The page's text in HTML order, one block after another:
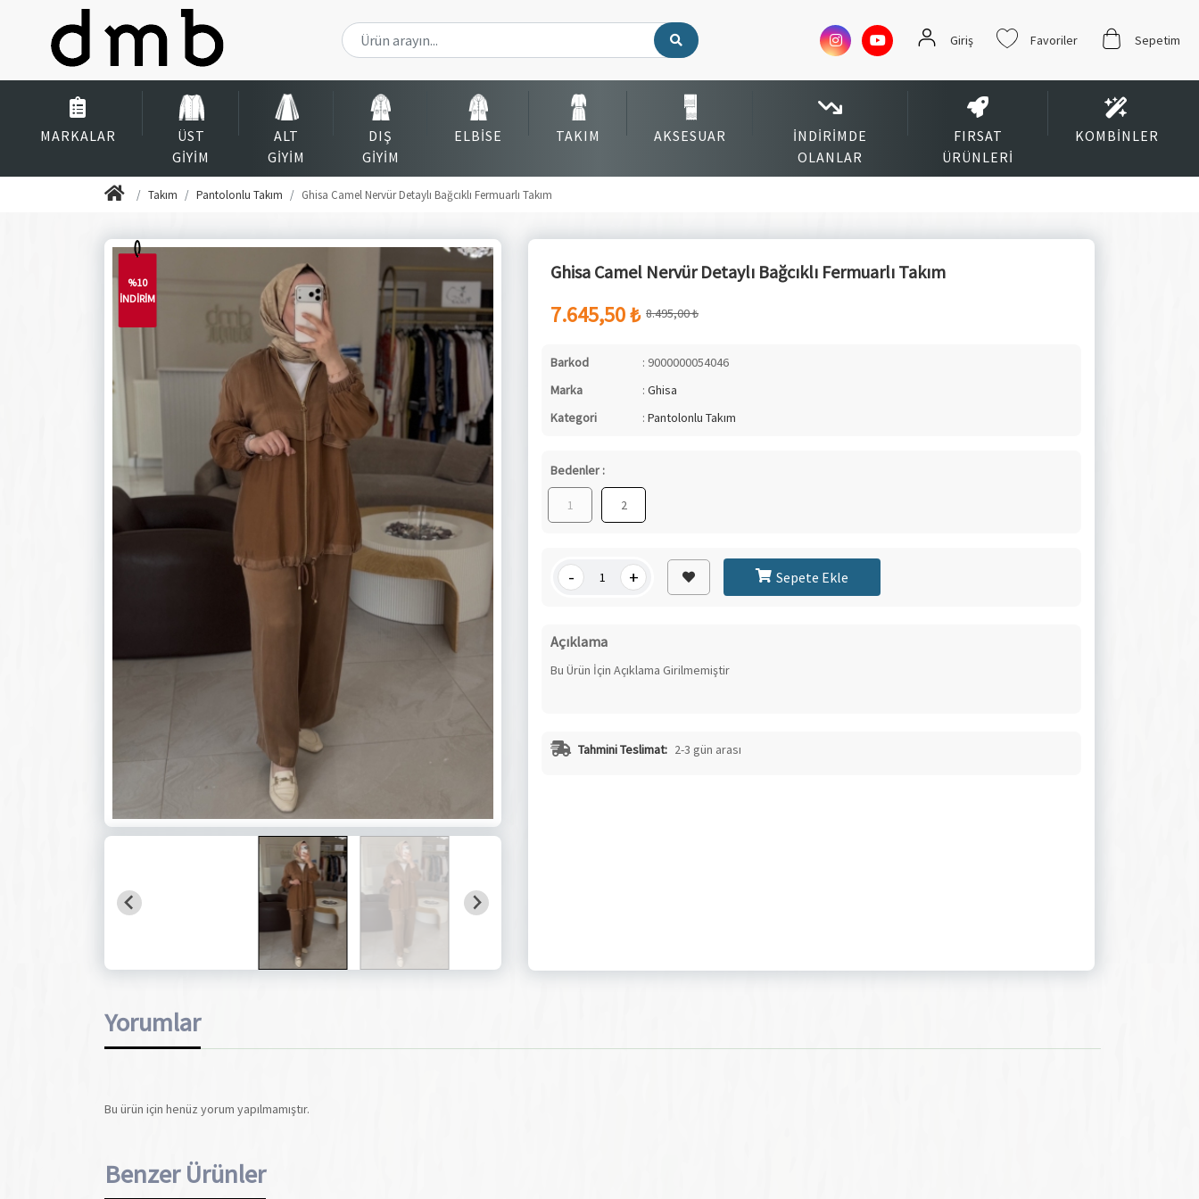
Giriş Favoriler Sepetim
MARKALAR
ÜST
GIYIM
ALT
GIYIM
DIŞ
GIYIM
ELBISE TAKIM AKSESUAR
İNDIRIMDE
OLANLAR
FIRSAT
ÜRÜNLERI
KOMBINLER
Takım Pantolonlu Takım Ghisa Camel Nervür Detaylı Bağcıklı Fermuarlı Takım
%10
İNDİRİM
Ghisa Camel Nervür Detaylı Bağcıklı Fermuarlı Takım
7.645,50 ₺ 8.495,00 ₺
Barkod
: 9000000054046
Marka
: Ghisa
Kategori
: Pantolonlu Takım
Bedenler :
1 2
- + Sepete Ekle
Açıklama
Bu Ürün İçin Açıklama Girilmemiştir
Tahmini Teslimat: 2-3 gün arası
Yorumlar
Bu ürün için henüz yorum yapılmamıştır.
Benzer Ürünler